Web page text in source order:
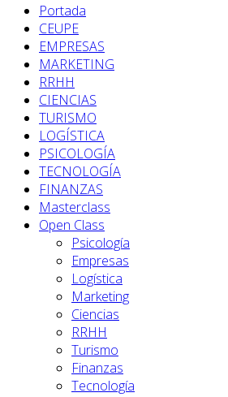
Portada
CEUPE
EMPRESAS
MARKETING
RRHH
CIENCIAS
TURISMO
LOGÍSTICA
PSICOLOGÍA
TECNOLOGÍA
FINANZAS
Masterclass
Open Class
Psicología
Empresas
Logística
Marketing
Ciencias
RRHH
Turismo
Finanzas
Tecnología